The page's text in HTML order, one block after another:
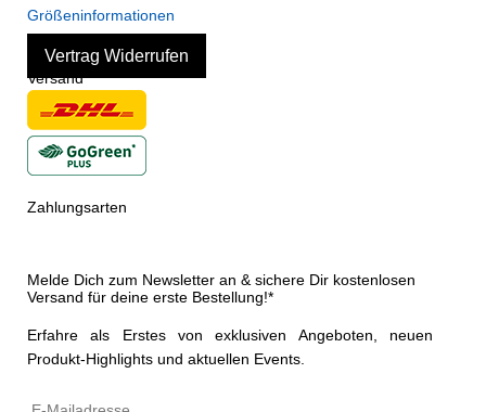
Größeninformationen
Vertrag Widerrufen
Versand
Zahlungsarten
Melde Dich zum Newsletter an & sichere Dir kostenlosen
Versand für deine erste Bestellung!*
Erfahre als Erstes von exklusiven Angeboten, neuen
Produkt-Highlights und aktuellen Events.